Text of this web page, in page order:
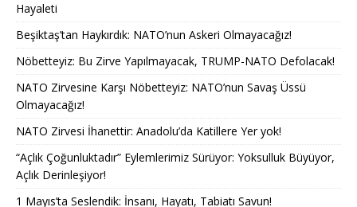
Hayaleti
Beşiktaş’tan Haykırdık: NATO’nun Askeri Olmayacağız!
Nöbetteyiz: Bu Zirve Yapılmayacak, TRUMP-NATO Defolacak!
NATO Zirvesine Karşı Nöbetteyiz: NATO’nun Savaş Üssü
Olmayacağız!
NATO Zirvesi İhanettir: Anadolu’da Katillere Yer yok!
“Açlık Çoğunluktadır” Eylemlerimiz Sürüyor: Yoksulluk Büyüyor,
Açlık Derinleşiyor!
1 Mayıs’ta Seslendik: İnsanı, Hayatı, Tabiatı Savun!